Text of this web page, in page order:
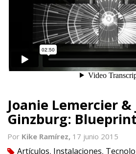
Joanie Lemercier &
Ginzburg:
Por Kike Ramírez, 17 junio 2015
tag Artículos, Instalaciones,